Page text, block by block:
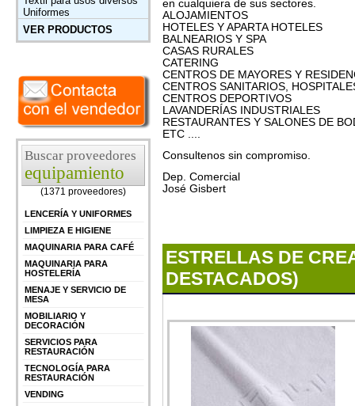
Uniformes
VER PRODUCTOS
Buscar proveedores
equipamiento
(1371 proveedores)
LENCERÍA Y UNIFORMES
LIMPIEZA E HIGIENE
MAQUINARIA PARA CAFÉ
MAQUINARIA PARA
HOSTELERÍA
MENAJE Y SERVICIO DE
MESA
MOBILIARIO Y
DECORACIÓN
SERVICIOS PARA
RESTAURACIÓN
TECNOLOGÍA PARA
RESTAURACIÓN
VENDING
en cualquiera de sus sectores.
ALOJAMIENTOS
HOTELES Y APARTA HOTELES
BALNEARIOS Y SPA
CASAS RURALES
CATERING
CENTROS DE MAYORES Y
CENTROS SANITARIOS,
CENTROS DEPORTIVOS
LAVANDERÍAS INDUSTRIALES
RESTAURANTES Y SALONES DE
ETC ....
Consultenos sin compromiso.
Dep. Comercial
José Gisbert
ESTRELLAS DE
DESTACADOS)